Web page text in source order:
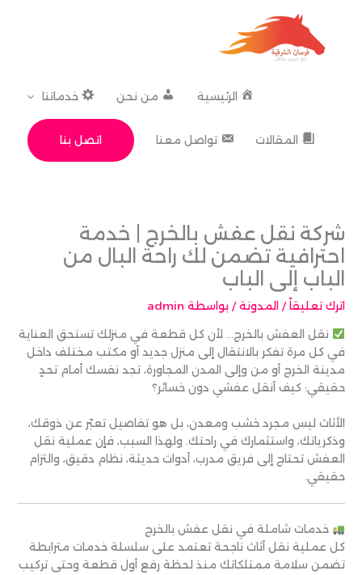
المحتوى
الرئيسية من نحن خدماتنا
المقالات تواصل معنا اتصل بنا
شركة نقل عفش بالخرج | خدمة
احترافية تضمن لك راحة البال من
الباب إلى الباب
اترك تعليقاً / المدونة/ بواسطة admin
نقل العفش بالخرج… لأن كل قطعة في منزلك تستحق العناية
في كل مرة تفكر بالانتقال إلى منزل جديد أو مكتب مختلف داخل
مدينة الخرج أو من وإلى المدن المجاورة، تجد نفسك أمام تحدٍ
حقيقي: كيف أنقل عفشي دون خسائر؟
الأثاث ليس مجرد خشب ومعدن، بل هو تفاصيل تعبّر عن ذوقك،
وذكرياتك، واستثمارك في راحتك. ولهذا السبب، فإن عملية نقل
العفش تحتاج إلى فريق مدرب، أدوات حديثة، نظام دقيق، والتزام
حقيقي.
خدمات شاملة في نقل عفش بالخرج
كل عملية نقل أثاث ناجحة تعتمد على سلسلة خدمات مترابطة
تضمن سلامة ممتلكاتك منذ لحظة رفع أول قطعة وحتى تركيب